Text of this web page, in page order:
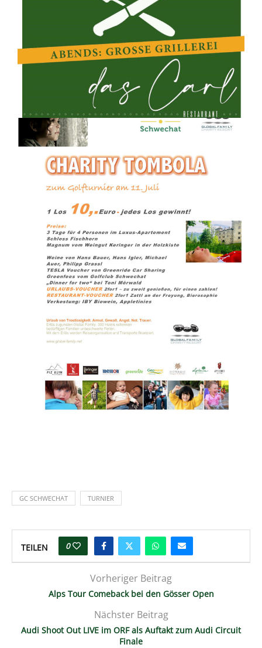
GC SCHWECHAT TURNIER
TEILEN 0
Vorheriger Beitrag
Alps Tour Comeback bei den Gösser Open
Nächster Beitrag
Audi Shoot Out LIVE im ORF als Auftakt zum Audi Circuit
Finale